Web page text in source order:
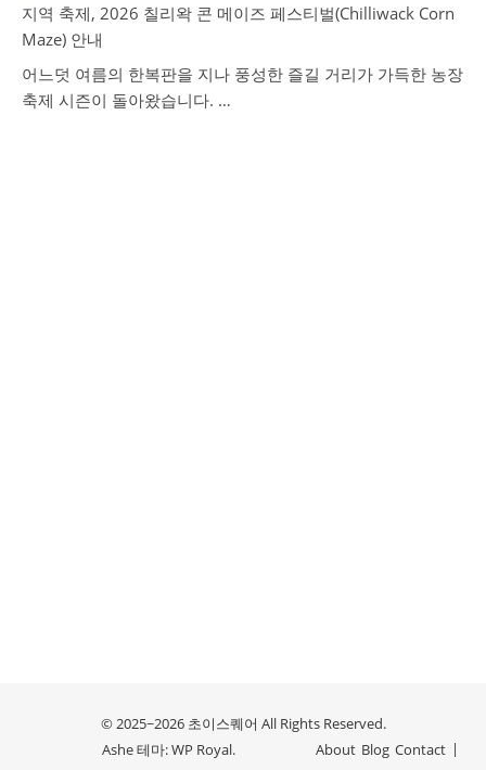
지역 축제, 2026 칠리왁 콘 메이즈 페스티벌(Chilliwack Corn
Maze) 안내
어느덧 여름의 한복판을 지나 풍성한 즐길 거리가 가득한 농장
축제 시즌이 돌아왔습니다. …
© 2025~2026 초이스퀘어 All Rights Reserved.
About Blog Contact
Ashe 테마:WP Royal.